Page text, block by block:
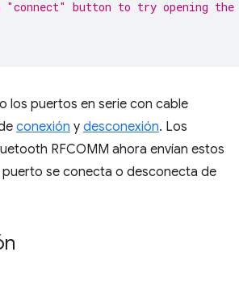
"connect" button to try opening
los puertos en serie con cable
conexión y desconexión. Los
RFCOMM ahora envían estos
se conecta o desconecta de